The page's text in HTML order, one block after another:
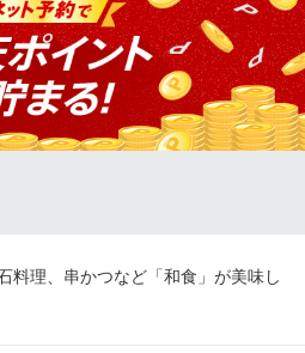
米駅 徒歩3分
ビル1F
温玉ボロネーゼ」。 ボロネーゼ好
った一皿です！
米駅 徒歩2分
料理、串かつなど「和食」が美味し